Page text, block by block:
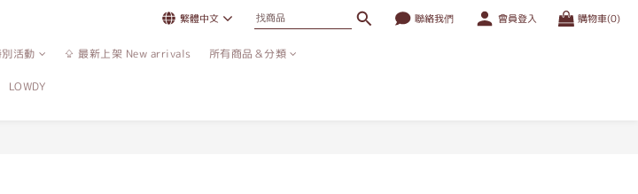
繁體中文 聯絡我們 會員登入 購物車(0)
活動 ⇪ 最新上架 New arrivals 所有商品＆分類
LOWDY